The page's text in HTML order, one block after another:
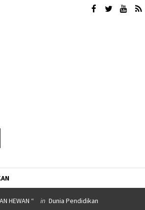
DAN SALURKAN BEASISWA”